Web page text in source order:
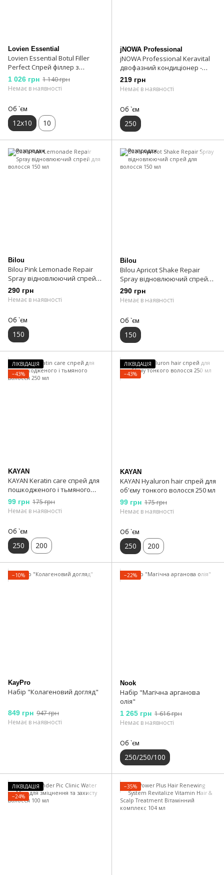
Lovien Essential
Lovien Essential Botul Filler
Perfect Спрей філлер з
ефектом ботекса 12x10 мл
1 026 грн 1 140 грн
Немає в наявності
Об `єм
12x10 10
jNOWA Professional
jNOWA Professional Keravital
двофазний кондиціонер -
спрей 250 мл
219 грн
Немає в наявності
Об `єм
250
Bilou
Bilou Pink Lemonade Repair
Spray відновлюючий спрей
для волосся 150 мл
290 грн
Немає в наявності
Об `єм
150
Bilou
Bilou Apricot Shake Repair
Spray відновлюючий спрей
для волосся 150 мл
290 грн
Немає в наявності
Об `єм
150
ЛІКВІДАЦІЯ
−43%
KAYAN
KAYAN Keratin care спрей для
пошкодженого і тьмяного
волосся 250 мл
99 грн 175 грн
Немає в наявності
Об `єм
250 200
ЛІКВІДАЦІЯ
−43%
KAYAN
KAYAN Hyaluron hair спрей для
об'єму тонкого волосся 250 мл
99 грн 175 грн
Немає в наявності
Об `єм
250 200
−10%
KayPro
Набір "Колагеновий догляд"
849 грн 947 грн
Немає в наявності
−22%
Nook
Набір "Магічна арганова
олія"
1 265 грн 1 616 грн
Немає в наявності
Об `єм
250/250/100
ЛІКВІДАЦІЯ
−24%
−35%